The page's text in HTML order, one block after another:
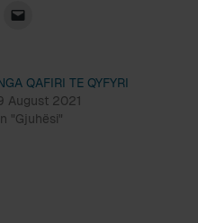
QAFIRI TE QYFYRI
August 2021
"Gjuhësi"